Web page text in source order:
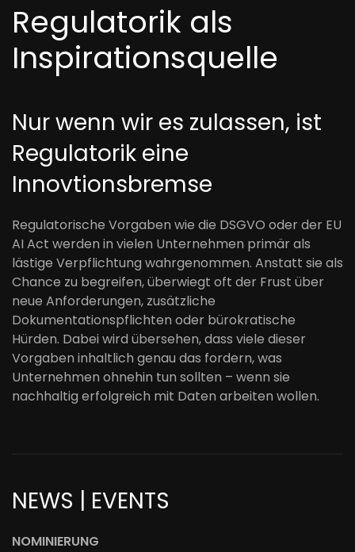
Regulatorik als
Inspirationsquelle
Nur wenn wir es zulassen, ist
Regulatorik eine
Innovtionsbremse
Regulatorische Vorgaben wie die DSGVO oder der EU
AI Act werden in vielen Unternehmen primär als
lästige Verpflichtung wahrgenommen. Anstatt sie als
Chance zu begreifen, überwiegt oft der Frust über
neue Anforderungen, zusätzliche
Dokumentationspflichten oder bürokratische
Hürden. Dabei wird übersehen, dass viele dieser
Vorgaben inhaltlich genau das fordern, was
Unternehmen ohnehin tun sollten – wenn sie
nachhaltig erfolgreich mit Daten arbeiten wollen.
NEWS | EVENTS
NOMINIERUNG